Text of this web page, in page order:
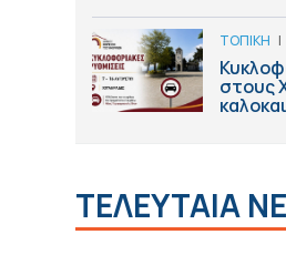
ΤΟΠΙΚΗ |
στους
ΤΕΛΕΥΤΑΙΑ